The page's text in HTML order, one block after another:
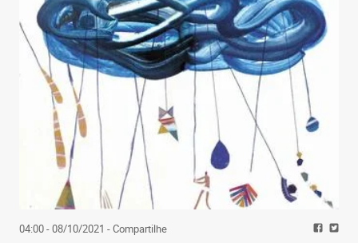
04:00 - 08/10/2021 - Compartilhe